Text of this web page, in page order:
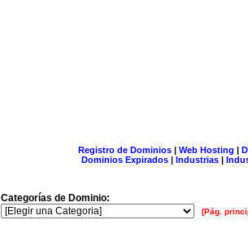
Registro de Dominios| Web Hosting |
Dominios Expirados | Industrias |
Categorías de Dominio:
[Pág.